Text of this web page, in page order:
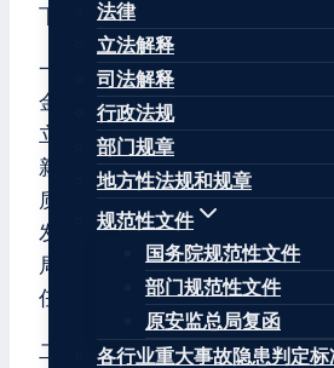
法律
立法解释
司法解释
行政法规
部门规章
地方性法规和规章
规范性文件
国务院规范性文件
部门规范性文件
原安监总局复函
各行业重大事故隐患判定标
下：
一、切实提高思想认识。开展
金分析成果从辅助侦查拓展为
立完善“专业+机制+大数据”新
新之举，有利于公安机关破解
质效，符合公安机关新质战斗
发展的方向。要切实提高政治站
局、回应人民期盼的高度认识
任感紧迫感，大力推动开展资金
二、规范机构人员建设。资金分